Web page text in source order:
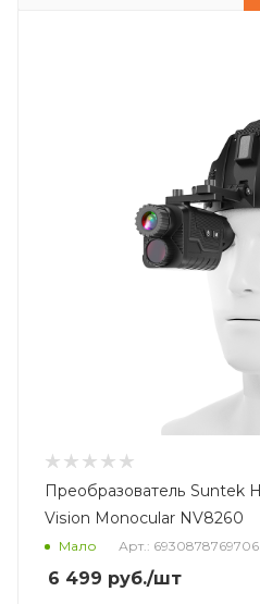
Преобразователь Suntek
Vision Monocular NV8260
Мало Арт.: 6930878769706
6 499 руб./шт